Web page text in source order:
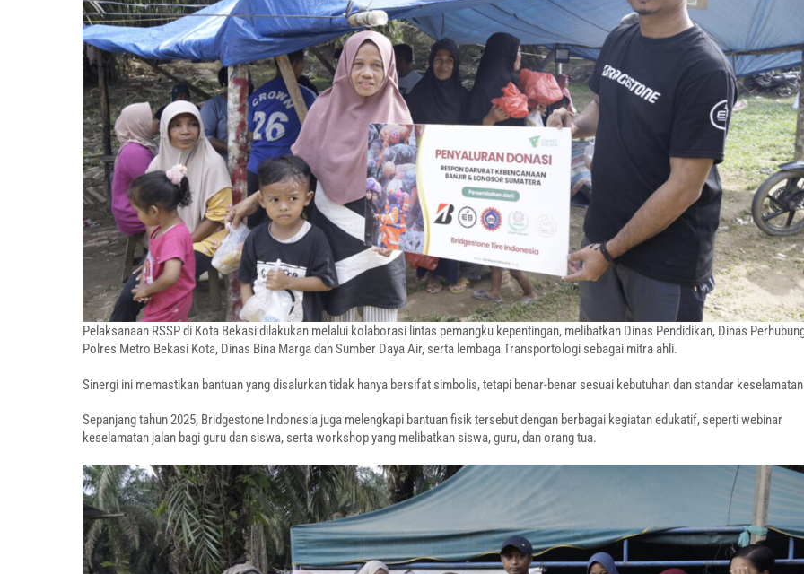
Pelaksanaan RSSP di Kota Bekasi dilakukan melalui kolaborasi lintas pemangku kepentingan, melibatkan Dinas Pendidikan, Dinas
Polres Metro Bekasi Kota, Dinas Bina Marga dan Sumber Daya Air, serta lembaga Transportologi sebagai mitra ahli.
Sinergi ini memastikan bantuan yang disalurkan tidak hanya bersifat simbolis, tetapi benar-benar sesuai kebutuhan dan standar
Sepanjang tahun 2025, Bridgestone Indonesia juga melengkapi bantuan fisik tersebut dengan berbagai kegiatan edukatif, seperti webinar
keselamatan jalan bagi guru dan siswa, serta workshop yang melibatkan siswa, guru, dan orang tua.